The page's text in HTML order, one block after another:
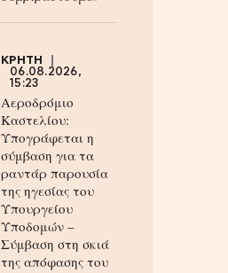
ΚΡΗΤΗ
06.08.2026,
15:23
Αεροδρόμιο
Καστελίου:
Υπογράφεται η
σύμβαση για τα
ραντάρ παρουσία
της ηγεσίας του
Υπουργείου
Υποδομών –
Σύμβαση στη σκιά
της απόφασης του